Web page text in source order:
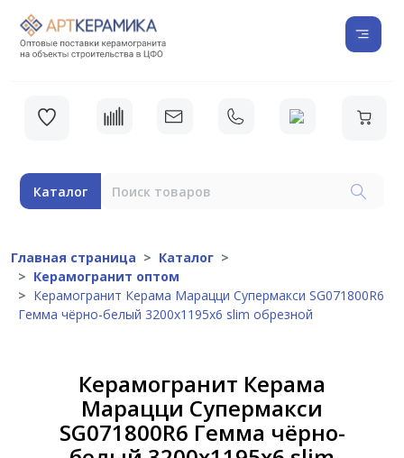
Каталог
Главная страница
Каталог
Керамогранит оптом
Керамогранит Керама Марацци Супермакси SG071800R6
Гемма чёрно-белый 3200x1195x6 slim обрезной
Керамогранит Керама
Марацци Супермакси
SG071800R6 Гемма чёрно-